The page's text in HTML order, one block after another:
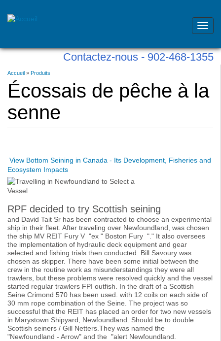
Skip
content
Contactez-nous - 902-468-1355
Vous
êtes
ici
Accueil » Produits
Écossais de pêche à la
senne
View Bottom Seining in Canada - Its Development, Fisheries and
Ecosystem Impacts
RPF decided to try Scottish seining
and David Tait Sr has been contracted to choose an experimental
ship in their fleet. After traveling over Newfoundland, was chosen
the ship MV REIT Fury V "ex " Boston Fury "." It also oversees
the implementation of hydraulic deck equipment and gear
selected and fishing trials then conducted. Bill Savoury was
chosen as skipper. There have been some initial between the
crew in the routine work as misunderstandings they were all
trawlers, but these problems were resolved quickly and the vessel
started regular trawlers FPI outfish. In the draft of a Scottish
Seine Crimond 570 has been used. with 12 coils on each side of
30 mm rope combination of the Seine. The project was so
successful that the REIT has placed an order for two new vessels
in Marystown Shipyard, Newfoundland. Should be to double
Scottish seiners / Gill Netters.They was named the
"Newfoundland - Arrow" and the "alert Newfoundland.